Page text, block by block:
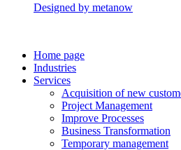
Designed by metanow
Home page
Industries
Services
Acquisition of new
Project Management​
Improve Processes
Business Transformation
Temporary management